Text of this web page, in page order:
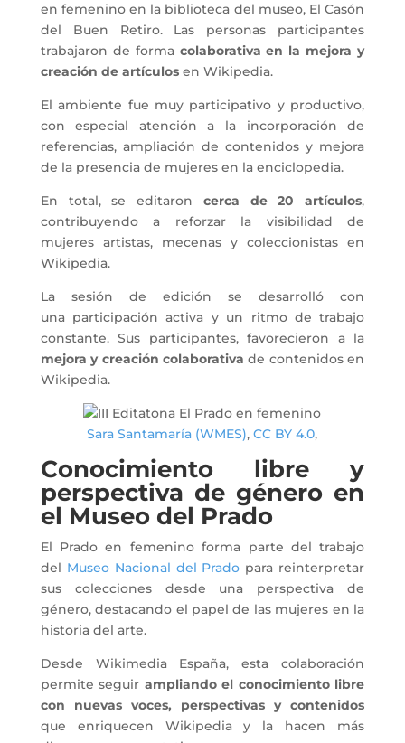
en femenino en la biblioteca del museo, El Casón
del Buen Retiro. Las personas participantes
trabajaron de forma colaborativa en la mejora y
creación de artículosen Wikipedia.
El ambiente fue muy participativo y productivo,
con especial atención a la incorporación de
referencias, ampliación de contenidos y mejora
de la presencia de mujeres en la enciclopedia.
En total, se editaron cerca de 20 artículos,
contribuyendo a reforzar la visibilidad de
mujeres artistas, mecenas y coleccionistas en
Wikipedia.
La sesión de edición se desarrolló con
una participación activa y un ritmo de trabajo
constante. Sus participantes, favorecieron a la
mejora y creación colaborativa de contenidos en
Wikipedia.
Sara Santamaría (WMES),CC BY 4.0,
Conocimiento libre y
perspectiva de género en
el Museo del Prado
El Prado en femenino forma parte del trabajo
del Museo Nacional del Prado para reinterpretar
sus colecciones desde una perspectiva de
género, destacando el papel de las mujeres en la
historia del arte.
Desde Wikimedia España, esta colaboración
permite seguir ampliando el conocimiento libre
con nuevas voces, perspectivas y contenidos
que enriquecen Wikipedia y la hacen más